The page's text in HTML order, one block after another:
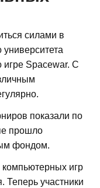
силами в
игре Spacewar. С
показали по
прошло
фондом.
игр
участники